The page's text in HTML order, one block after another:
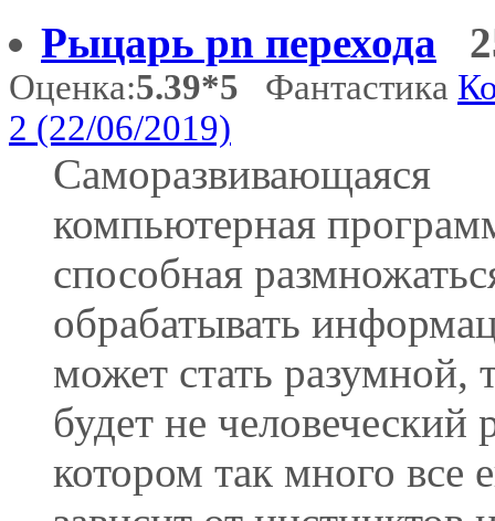
Рыцарь pn перехода
Оценка:5.39*5 Фантастика
2 (22/06/2019)
Саморазвивающаяся
компьютерная
способная
обрабатывать
может стать разумной,
будет не человеческий
котором так много все